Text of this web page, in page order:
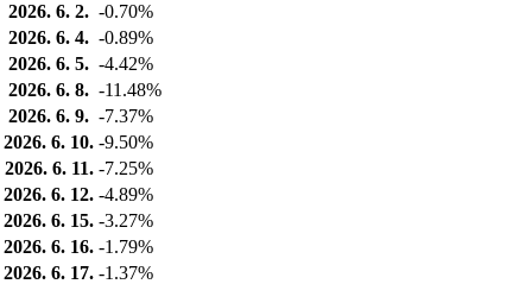
2026. 6. 2. -0.70%
2026. 6. 4. -0.89%
2026. 6. 5. -4.42%
2026. 6. 8. -11.48%
2026. 6. 9. -7.37%
2026. 6. 10. -9.50%
2026. 6. 11. -7.25%
2026. 6. 12. -4.89%
2026. 6. 15. -3.27%
2026. 6. 16. -1.79%
2026. 6. 17. -1.37%